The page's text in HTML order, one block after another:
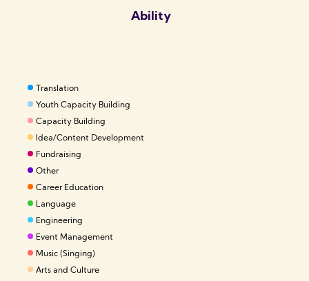
Ability
Translation
Youth Capacity Building
Capacity Building
Idea/Content Development
Fundraising
Other
Career Education
Language
Engineering
Event Management
Music (Singing)
Arts and Culture